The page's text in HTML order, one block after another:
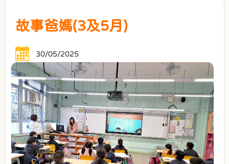
故事爸媽(3及5月)
30/05/2025